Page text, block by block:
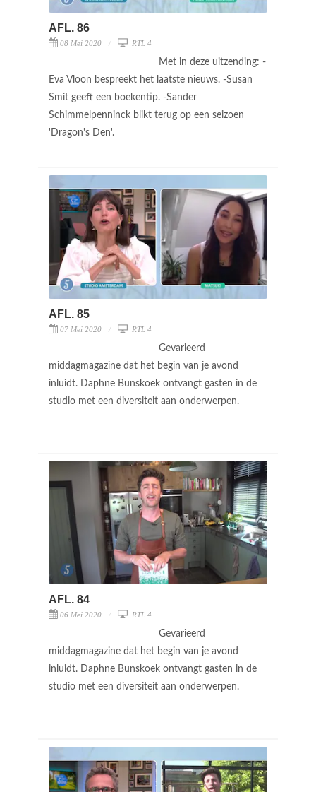
AFL. 86
08 Mei 2020 RTL 4
Met in deze uitzending: -
Eva Vloon bespreekt het laatste nieuws. -Susan
Smit geeft een boekentip. -Sander
Schimmelpenninck blikt terug op een seizoen
'Dragon's Den'.
AFL. 85
07 Mei 2020 RTL 4
Gevarieerd
middagmagazine dat het begin van je avond
inluidt. Daphne Bunskoek ontvangt gasten in de
studio met een diversiteit aan onderwerpen.
AFL. 84
06 Mei 2020 RTL 4
Gevarieerd
middagmagazine dat het begin van je avond
inluidt. Daphne Bunskoek ontvangt gasten in de
studio met een diversiteit aan onderwerpen.